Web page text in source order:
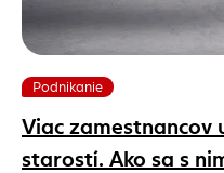
Podnikanie
Viac zamestnancov
starostí. Ako sa s